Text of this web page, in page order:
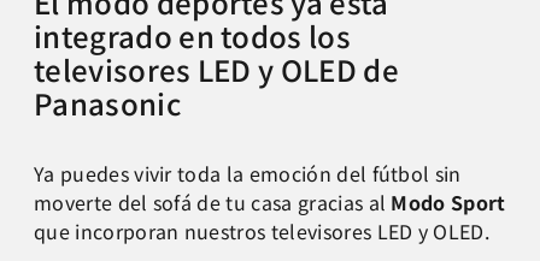
integrado en todos los
televisores LED y OLED de
Panasonic
Ya puedes vivir toda la emoción del fútbol sin
moverte del sofá de tu casa gracias al Modo Sport
que incorporan nuestros televisores LED y OLED.